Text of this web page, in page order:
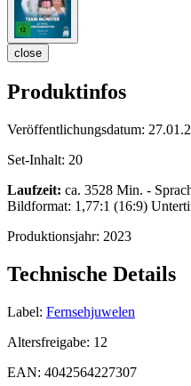
close
Produktinfos
Veröffentlichungsdatum:
Set-Inhalt: 20
Laufzeit: ca. 3528 Min. -
Bildformat: 1,77:1 (16:9)
Produktionsjahr: 2023
Technische Details
Label: Fernsehjuwelen
Altersfreigabe: 12
EAN: 4042564227307